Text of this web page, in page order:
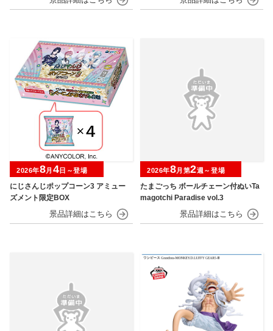
にじさんじポップコーン3 アミュー
ズメント限定BOX
2026年8月 4日～登場
たまごっち ボールチェーン付ぬいTa
magotchi Paradise vol.3
2026年8月第2週～登場